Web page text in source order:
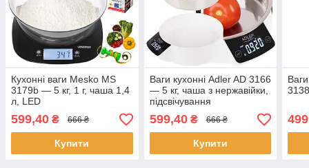
Кухонні ваги Mesko MS
3179b — 5 кг, 1 г, чаша 1,4
л, LED
599,40 ₴ 666 ₴
Купити
Ваги кухонні Adler AD 3166
— 5 кг, чаша з нержавійки,
підсвічування
599,40₴ 666 ₴
Купити